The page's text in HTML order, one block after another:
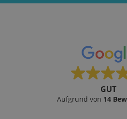
GUT
Aufgrund von 14